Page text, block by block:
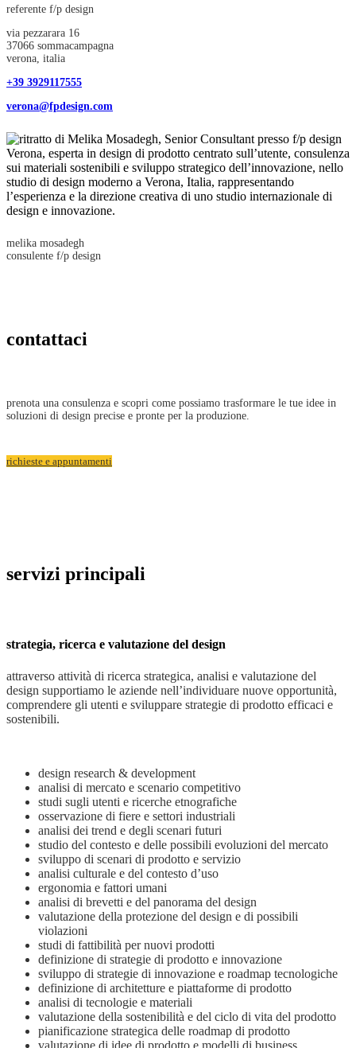
referente f/p design
via pezzarara 16
37066 sommacampagna
verona, italia
+39 3929117555
verona@fpdesign.com
melika mosadegh
consulente f/p design
contattaci
prenota una consulenza e scopri come possiamo trasformare le tue idee in
soluzioni di design precise e pronte per la produzione.
richieste e appuntamenti
servizi principali
strategia, ricerca e valutazione del design
attraverso attività di ricerca strategica, analisi e valutazione del
design supportiamo le aziende nell’individuare nuove opportunità,
comprendere gli utenti e sviluppare strategie di prodotto efficaci e
sostenibili.
design research & development
analisi di mercato e scenario competitivo
studi sugli utenti e ricerche etnografiche
osservazione di fiere e settori industriali
analisi dei trend e degli scenari futuri
studio del contesto e delle possibili evoluzioni del mercato
sviluppo di scenari di prodotto e servizio
analisi culturale e del contesto d’uso
ergonomia e fattori umani
analisi di brevetti e del panorama del design
valutazione della protezione del design e di possibili
violazioni
studi di fattibilità per nuovi prodotti
definizione di strategie di prodotto e innovazione
sviluppo di strategie di innovazione e roadmap tecnologiche
definizione di architetture e piattaforme di prodotto
analisi di tecnologie e materiali
valutazione della sostenibilità e del ciclo di vita del prodotto
pianificazione strategica delle roadmap di prodotto
valutazione di idee di prodotto e modelli di business